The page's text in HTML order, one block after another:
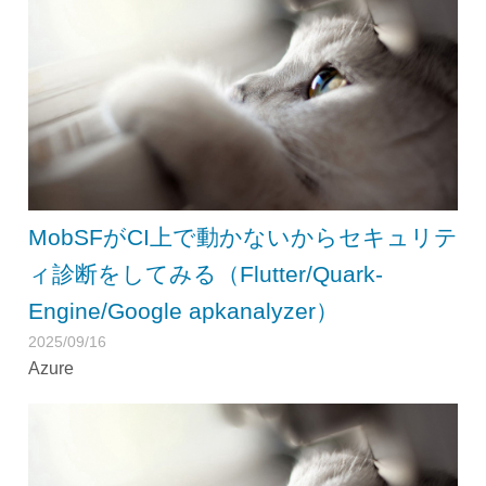
MobSFがCI上で動かないからセキュリテ
ィ診断をしてみる（Flutter/Quark-
Engine/Google apkanalyzer）
2025/09/16
Azure